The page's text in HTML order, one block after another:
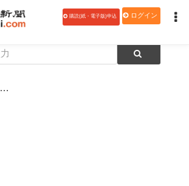
購読(紙・電子版)申込 ログイン
石垣市、サステナブル観光モデルツアー「サステナ